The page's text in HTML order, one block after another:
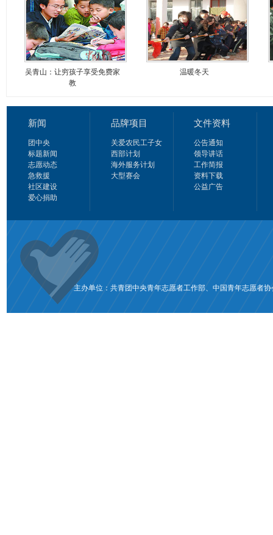
吴青山：让穷孩子享受免费家
教
温暖冬天
新闻
团中央
标题新闻
志愿动态
急救援
社区建设
爱心捐助
品牌项目
关爱农民工子女
西部计划
海外服务计划
大型赛会
文件资料
公告通知
领导讲话
工作简报
资料下载
公益广告
主办单位：共青团中央青年志愿者工作部、中国青年志愿者